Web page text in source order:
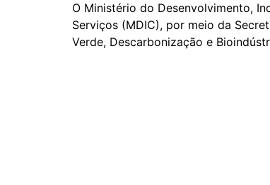
O Ministério do Desenvolvimento,
Serviços (MDIC), por meio da
Verde, Descarbonização e